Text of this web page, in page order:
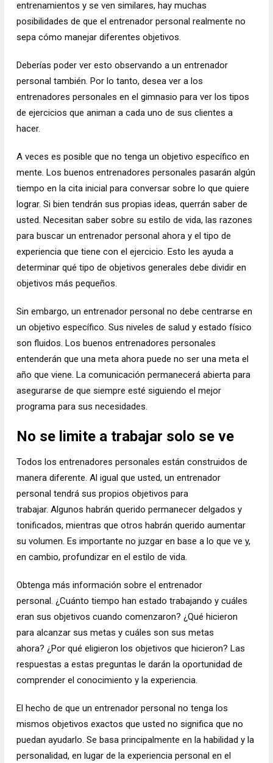
entrenamientos y se ven similares, hay muchas
posibilidades de que el entrenador personal realmente no
sepa cómo manejar diferentes objetivos.
Deberías poder ver esto observando a un entrenador
personal también. Por lo tanto, desea ver a los
entrenadores personales en el gimnasio para ver los tipos
de ejercicios que animan a cada uno de sus clientes a
hacer.
A veces es posible que no tenga un objetivo específico en
mente. Los buenos entrenadores personales pasarán algún
tiempo en la cita inicial para conversar sobre lo que quiere
lograr. Si bien tendrán sus propias ideas, querrán saber de
usted. Necesitan saber sobre su estilo de vida, las razones
para buscar un entrenador personal ahora y el tipo de
experiencia que tiene con el ejercicio. Esto les ayuda a
determinar qué tipo de objetivos generales debe dividir en
objetivos más pequeños.
Sin embargo, un entrenador personal no debe centrarse en
un objetivo específico. Sus niveles de salud y estado físico
son fluidos. Los buenos entrenadores personales
entenderán que una meta ahora puede no ser una meta el
año que viene. La comunicación permanecerá abierta para
asegurarse de que siempre esté siguiendo el mejor
programa para sus necesidades.
No se limite a trabajar solo se ve
Todos los entrenadores personales están construidos de
manera diferente. Al igual que usted, un entrenador
personal tendrá sus propios objetivos para
trabajar. Algunos habrán querido permanecer delgados y
tonificados, mientras que otros habrán querido aumentar
su volumen. Es importante no juzgar en base a lo que ve y,
en cambio, profundizar en el estilo de vida.
Obtenga más información sobre el entrenador
personal. ¿Cuánto tiempo han estado trabajando y cuáles
eran sus objetivos cuando comenzaron? ¿Qué hicieron
para alcanzar sus metas y cuáles son sus metas
ahora? ¿Por qué eligieron los objetivos que hicieron? Las
respuestas a estas preguntas le darán la oportunidad de
comprender el conocimiento y la experiencia.
El hecho de que un entrenador personal no tenga los
mismos objetivos exactos que usted no significa que no
puedan ayudarlo. Se basa principalmente en la habilidad y la
personalidad, en lugar de la experiencia personal en el